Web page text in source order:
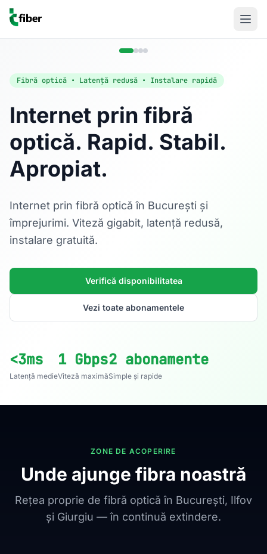
Fibră optică • Latență redusă • Instalare rapidă
Internet prin fibră
optică. Rapid. Stabil.
Apropiat.
Internet prin fibră optică în București și
împrejurimi. Viteză gigabit, latență redusă,
instalare gratuită.
Verifică disponibilitatea
Vezi toate abonamentele
<3ms
Latență medie
1 Gbps
Viteză maximă
2 abonamente
Simple și rapide
Acasă
Internet Rezidențial
Fibră optică până la 1 Gbps, direct în casa ta.
ZONE DE ACOPERIRE
Unde ajunge fibra noastră
Rețea proprie de fibră optică în București, Ilfov
și Giurgiu — în continuă extindere.